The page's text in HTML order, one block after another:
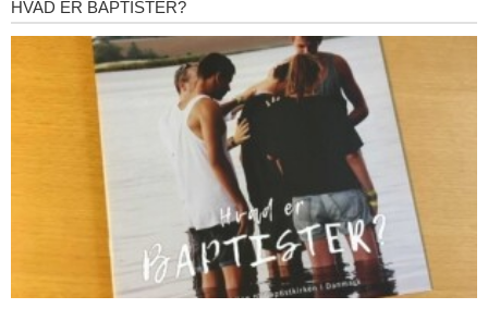
Hvad
er
HVAD ER BAPTISTER?